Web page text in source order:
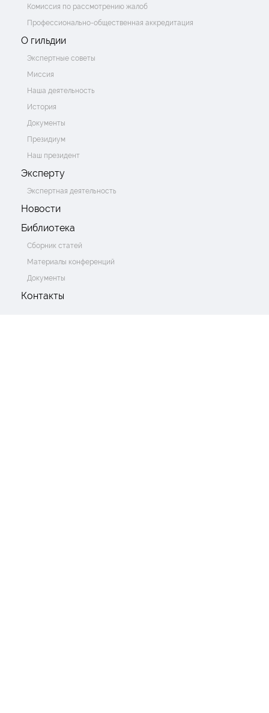
Комиссия по рассмотрению жалоб
Профессионально-общественная аккредитация
О гильдии
Экспертные советы
Миссия
Наша деятельность
История
Документы
Президиум
Наш президент
Эксперту
Экспертная деятельность
Новости
Библиотека
Сборник статей
Материалы конференций
Документы
Контакты